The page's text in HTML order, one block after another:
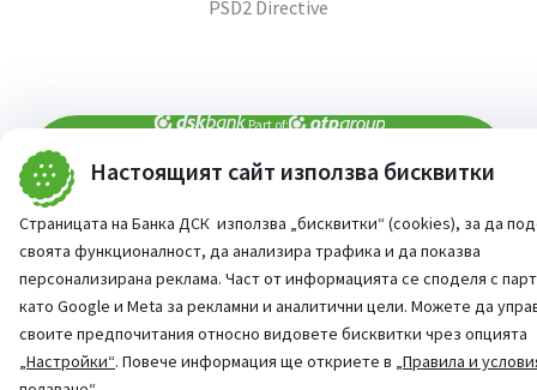
Настоящият сайт използва бисквитки
Страницата на Банка ДСК използва „бисквитки“ (cookies), за да
своята функционалност, да анализира трафика и да показва
персонализирана реклама. Част от информацията се споделя с
като Google и Meta за рекламни и аналитични цели. Можете да
своите предпочитания относно видовете бисквитки чрез опцията
„Настройки“. Повече информация ще откриете в „Правила и
PSD2 Directive
Part of:
All rights reserved
Website from:StudioX